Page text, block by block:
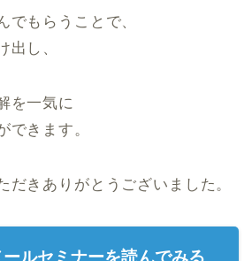
でもらうことで、
出し、
を一気に
できます。
だきありがとうございました。